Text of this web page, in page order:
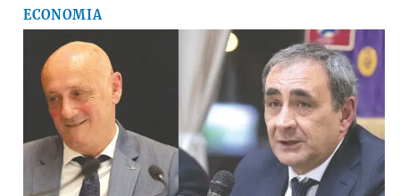
ECONOMIA